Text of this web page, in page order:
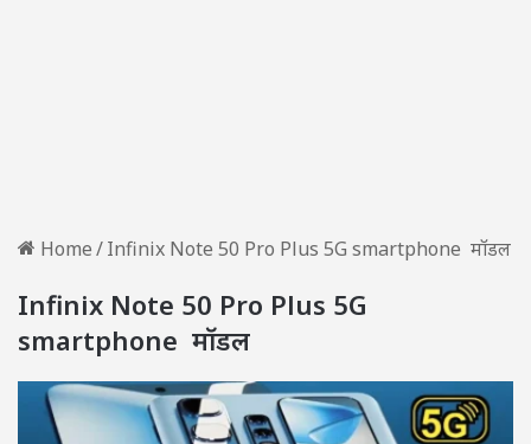
Home/Infinix Note 50 Pro Plus 5G smartphone मॉडल
Infinix Note 50 Pro Plus 5G
smartphone मॉडल